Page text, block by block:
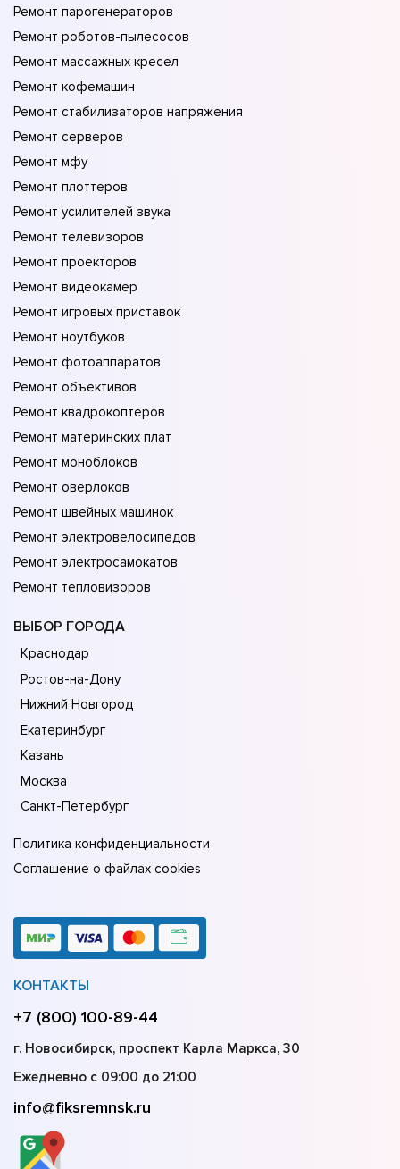
Ремонт парогенераторов
Ремонт роботов-пылесосов
Ремонт массажных кресел
Ремонт кофемашин
Ремонт стабилизаторов напряжения
Ремонт серверов
Ремонт мфу
Ремонт плоттеров
Ремонт усилителей звука
Ремонт телевизоров
Ремонт проекторов
Ремонт видеокамер
Ремонт игровых приставок
Ремонт ноутбуков
Ремонт фотоаппаратов
Ремонт объективов
Ремонт квадрокоптеров
Ремонт материнских плат
Ремонт моноблоков
Ремонт оверлоков
Ремонт швейных машинок
Ремонт электровелосипедов
Ремонт электросамокатов
Ремонт тепловизоров
ВЫБОР ГОРОДА
Краснодар
Ростов-на-Дону
Нижний Новгород
Екатеринбург
Казань
Москва
Санкт-Петербург
Политика конфиденциальности
Соглашение о файлах cookies
КОНТАКТЫ
+7 (800) 100-89-44
г. Новосибирск, проспект Карла Маркса, 30
Ежедневно с 09:00 до 21:00
info@fiksremnsk.ru